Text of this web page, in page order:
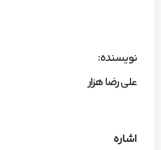
نویسنده:
علي رضا هزار
اشاره‌